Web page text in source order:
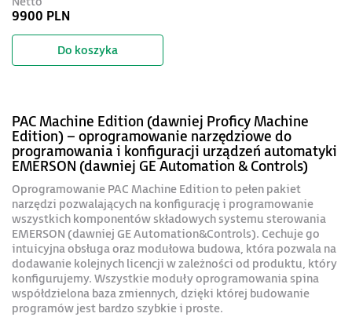
pakietem Primary Support
9900 PLN
Do koszyka
PAC Machine Edition (dawniej Proficy Machine
Edition) – oprogramowanie narzędziowe do
programowania i konfiguracji urządzeń automatyki
EMERSON (dawniej GE Automation & Controls)
Oprogramowanie PAC Machine Edition to pełen pakiet
narzędzi pozwalających na konfigurację i programowanie
wszystkich komponentów składowych systemu sterowania
EMERSON (dawniej GE Automation&Controls). Cechuje go
intuicyjna obsługa oraz modułowa budowa, która pozwala na
dodawanie kolejnych licencji w zależności od produktu, który
konfigurujemy. Wszystkie moduły oprogramowania spina
współdzielona baza zmiennych, dzięki której budowanie
programów jest bardzo szybkie i proste.